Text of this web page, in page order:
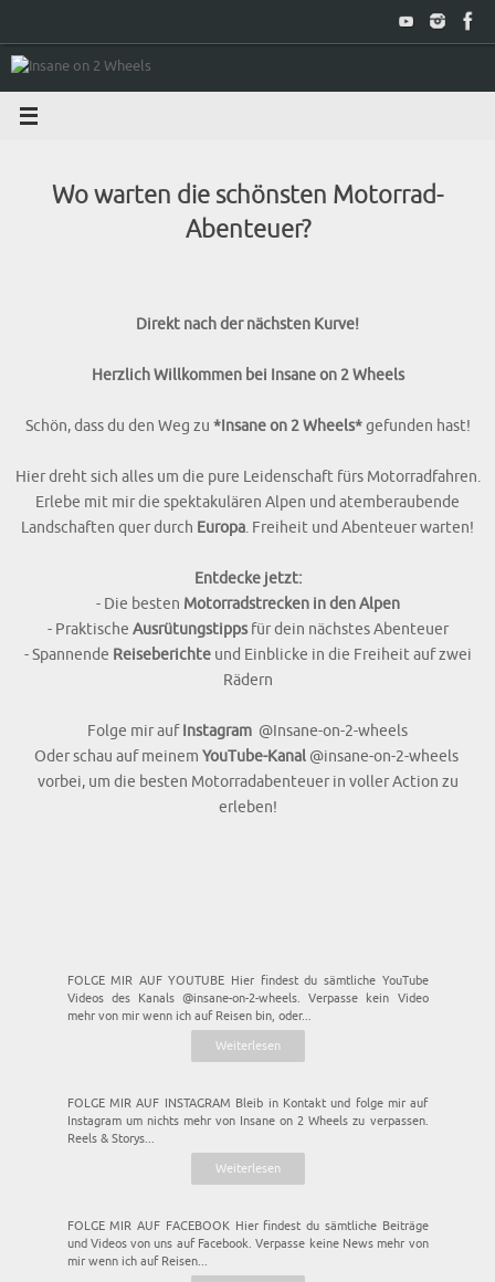
springen
Wo warten die schönsten Motorrad-
Abenteuer?
Direkt nach der nächsten Kurve!
Herzlich Willkommen bei Insane on 2 Wheels
Schön, dass du den Weg zu *Insane on 2 Wheels*gefunden hast!
Hier dreht sich alles um die pure Leidenschaft fürs Motorradfahren.
Erlebe mit mir die spektakulären Alpen und atemberaubende
Landschaften quer durch Europa. Freiheit und Abenteuer warten!
Entdecke jetzt:
- Die besten Motorradstrecken in den Alpen
- Praktische Ausrütungstippsfür dein nächstes Abenteuer
- Spannende Reiseberichteund Einblicke in die Freiheit auf zwei
Rädern
Folge mir aufInstagram @Insane-on-2-wheels
Oder schau auf meinem YouTube-Kanal @insane-on-2-wheels
vorbei, um die besten Motorradabenteuer in voller Action zu
erleben!
FOLGE MIR AUF YOUTUBE Hier findest du sämtliche YouTube
Videos des Kanals @insane-on-2-wheels. Verpasse kein Video
mehr von mir wenn ich auf Reisen bin, oder...
Weiterlesen
FOLGE MIR AUF INSTAGRAM Bleib in Kontakt und folge mir auf
Instagram um nichts mehr von Insane on 2 Wheels zu verpassen.
Reels & Storys...
Weiterlesen
FOLGE MIR AUF FACEBOOK Hier findest du sämtliche Beiträge
und Videos von uns auf Facebook. Verpasse keine News mehr von
mir wenn ich auf Reisen...